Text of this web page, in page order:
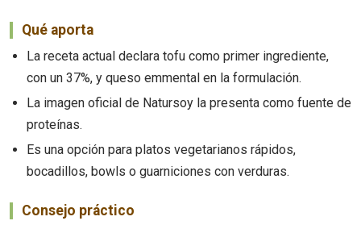
Qué aporta
La receta actual declara tofu como primer ingrediente,
con un 37%, y queso emmental en la formulación.
La imagen oficial de Natursoy la presenta como fuente de
proteínas.
Es una opción para platos vegetarianos rápidos,
bocadillos, bowls o guarniciones con verduras.
Consejo práctico